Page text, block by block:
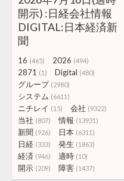
開示) :日経会社情報
DIGITAL:日本経済新
聞
16 (465) 2026 (494)
2871 (1) Digital (480)
グループ (2980)
システム (6611)
ニチレイ (15) 会社 (9322)
当社 (807) 情報 (13931)
新聞 (926) 日本 (6311)
日経 (333) 発生 (1863)
経済 (946) 適時 (10)
開示 (209) 障害 (1437)